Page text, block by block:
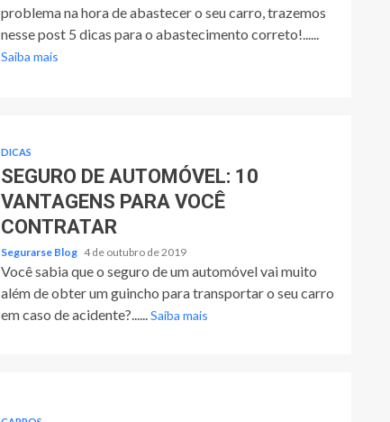
problema na hora de abastecer o seu carro, trazemos
nesse post 5 dicas para o abastecimento correto!......
Saiba mais
DICAS
SEGURO DE AUTOMÓVEL: 10
VANTAGENS PARA VOCÊ
CONTRATAR
Segurarse Blog 4 de outubro de 2019
Você sabia que o seguro de um automóvel vai muito
além de obter um guincho para transportar o seu carro
em caso de acidente?...... Saiba mais